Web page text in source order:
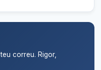
correu. Rigor,